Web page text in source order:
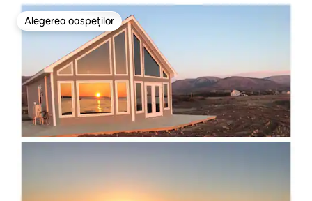
Alegerea oaspeților
Alegerea oaspeților